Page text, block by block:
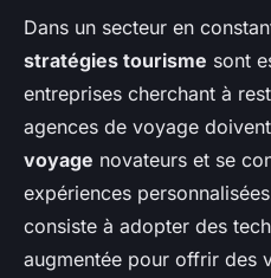
Dans un secteur en
stratégies tourisme sont
entreprises cherchant à
agences de voyage
voyage novateurs et se
expériences
consiste à adopter des
augmentée pour offrir des